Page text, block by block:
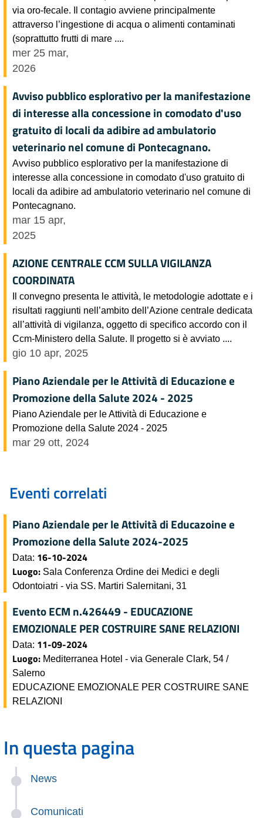
via oro-fecale. Il contagio avviene principalmente
attraverso l’ingestione di acqua o alimenti contaminati
(soprattutto frutti di mare ....
mer 25 mar,
2026
Avviso pubblico esplorativo per la manifestazione
di interesse alla concessione in comodato d'uso
gratuito di locali da adibire ad ambulatorio
veterinario nel comune di Pontecagnano.
Avviso pubblico esplorativo per la manifestazione di
interesse alla concessione in comodato d'uso gratuito di
locali da adibire ad ambulatorio veterinario nel comune di
Pontecagnano.
mar 15 apr,
2025
AZIONE CENTRALE CCM SULLA VIGILANZA
COORDINATA
Il convegno presenta le attività, le metodologie adottate e i
risultati raggiunti nell’ambito dell’Azione centrale dedicata
all’attività di vigilanza, oggetto di specifico accordo con il
Ccm-Ministero della Salute. Il progetto si è avviato ....
gio 10 apr, 2025
Piano Aziendale per le Attività di Educazione e
Promozione della Salute 2024 - 2025
Piano Aziendale per le Attività di Educazione e
Promozione della Salute 2024 - 2025
mar 29 ott, 2024
Eventi correlati
Piano Aziendale per le Attività di Educazoine e
Promozione della Salute 2024-2025
Data: 16-10-2024
Luogo: Sala Conferenza Ordine dei Medici e degli
Odontoiatri - via SS. Martiri Salernitani, 31
Evento ECM n.426449 - EDUCAZIONE
EMOZIONALE PER COSTRUIRE SANE RELAZIONI
Data: 11-09-2024
Luogo: Mediterranea Hotel - via Generale Clark, 54 /
Salerno
EDUCAZIONE EMOZIONALE PER COSTRUIRE SANE
RELAZIONI
In questa pagina
News
Comunicati